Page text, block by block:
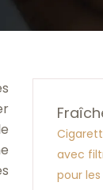
avec
pour